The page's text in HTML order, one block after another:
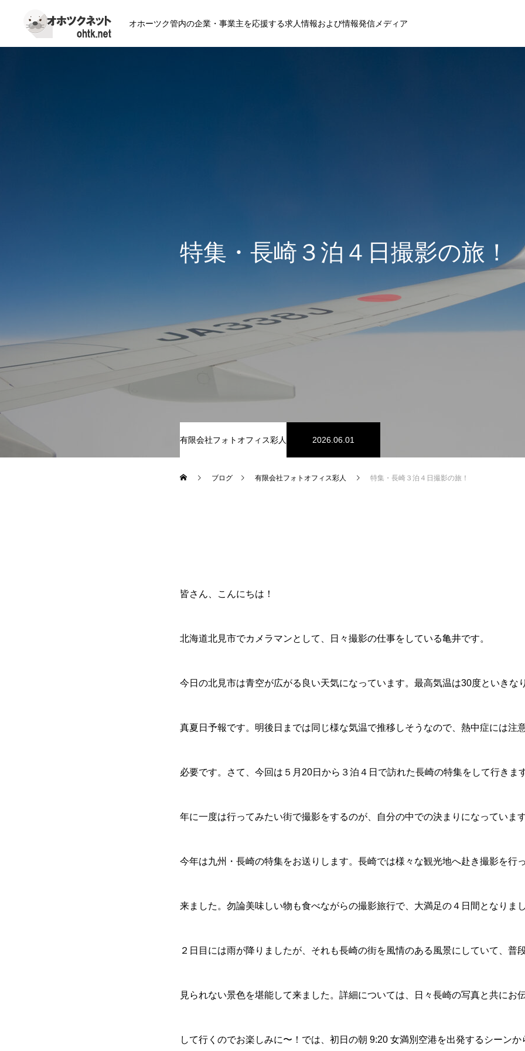
オホーツク管内の企業・事業主を応援する求人情報および情報発信メディア
特集・長崎３泊４日撮影の旅！
有限会社フォトオフィス彩人 2026.06.01
ブログ 有限会社フォトオフィス彩人 特集・長崎３泊４日撮影の旅！
皆さん、こんにちは！
北海道北見市でカメラマンとして、日々撮影の仕事をしている亀井です。
今日の北見市は青空が広がる良い天気になっています。最高気温は30度といきな
真夏日予報です。明後日までは同じ様な気温で推移しそうなので、熱中症には注
必要です。さて、今回は５月20日から３泊４日で訪れた長崎の特集をして行きます
年に一度は行ってみたい街で撮影をするのが、自分の中での決まりになっています
今年は九州・長崎の特集をお送りします。長崎では様々な観光地へ赴き撮影を行
来ました。勿論美味しい物も食べながらの撮影旅行で、大満足の４日間となりまし
２日目には雨が降りましたが、それも長崎の街を風情のある風景にしていて、普
見られない景色を堪能して来ました。詳細については、日々長崎の写真と共にお
して行くのでお楽しみに〜！では、初日の朝 9:20 女満別空港を出発するシーンか